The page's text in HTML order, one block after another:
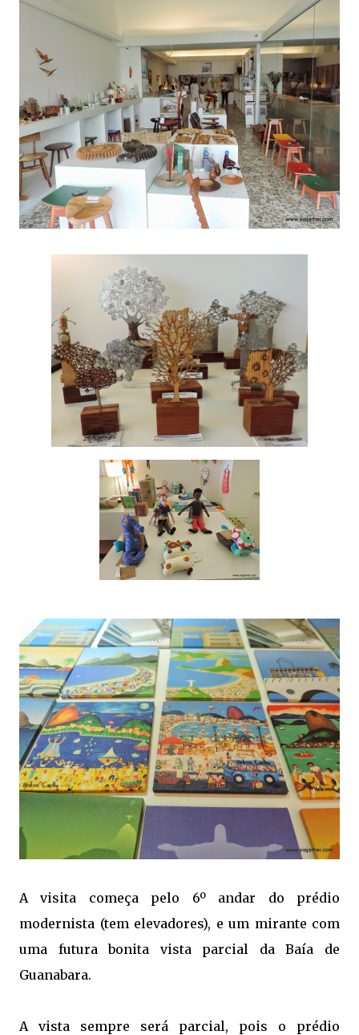
A visita começa pelo 6º andar do prédio
modernista (tem elevadores), e um mirante com
uma futura bonita vista parcial da Baía de
Guanabara.
A vista sempre será parcial, pois o prédio